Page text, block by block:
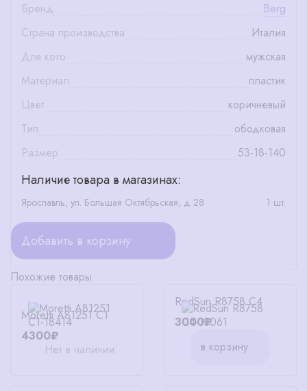
Бренд
Berg
Страна производства
Италия
Для кого
мужская
Материал
пластик
Цвет
коричневый
Тип
ободковая
Размер
53-18-140
Наличие товара в магазинах:
Ярославль, ул. Большая Октябрьская, д 28 1 шт.
Добавить в корзину
Похожие товары
Moretti A81251 C1
4300₽
Нет в наличии
RedSun R8758 C4
3000₽
в корзину